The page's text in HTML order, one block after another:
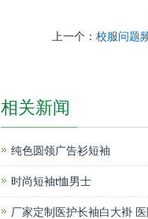
上一个：校服问题
相关新闻
纯色圆领广告衫短袖
时尚短袖t恤男士
厂家定制医护长袖白大褂